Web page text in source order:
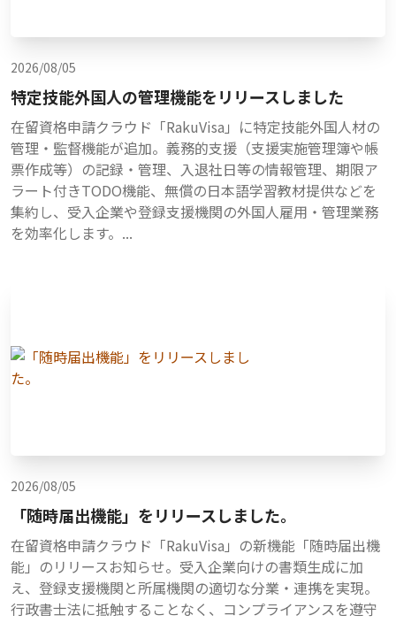
2026/08/05
特定技能外国人の管理機能をリリースしました
在留資格申請クラウド「RakuVisa」に特定技能外国人材の
管理・監督機能が追加。義務的支援（支援実施管理簿や帳
票作成等）の記録・管理、入退社日等の情報管理、期限ア
ラート付きTODO機能、無償の日本語学習教材提供などを
集約し、受入企業や登録支援機関の外国人雇用・管理業務
を効率化します。...
2026/08/05
「随時届出機能」をリリースしました。
在留資格申請クラウド「RakuVisa」の新機能「随時届出機
能」のリリースお知らせ。受入企業向けの書類生成に加
え、登録支援機関と所属機関の適切な分業・連携を実現。
行政書士法に抵触することなく、コンプライアンスを遵守